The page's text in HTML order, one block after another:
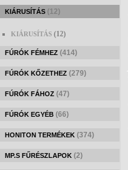
KIÁRUSÍTÁS (12)
KIÁRUSÍTÁS (12)
FÚRÓK FÉMHEZ (414)
FÚRÓK KŐZETHEZ (279)
FÚRÓK FÁHOZ (47)
FÚRÓK EGYÉB (66)
HONITON TERMÉKEK (374)
MP.S FŰRÉSZLAPOK (2)